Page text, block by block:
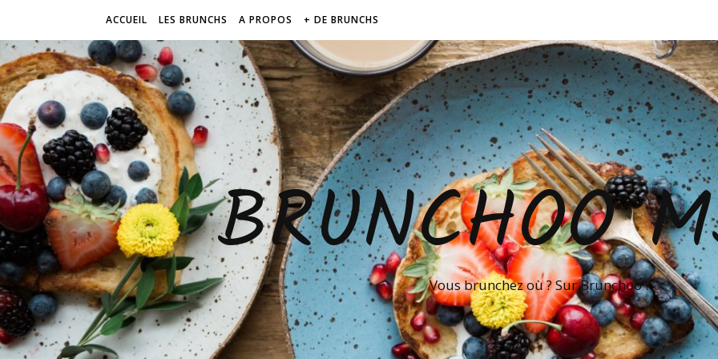
ACCUEIL LES BRUNCHS A PROPOS + DE BRUNCHS
BRUNCHOO
Vous brunchez où ? Sur Brunchoo !